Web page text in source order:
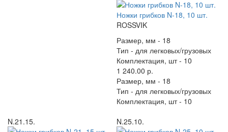
Ножки грибков N-18, 10 шт.
ROSSVIK
Размер, мм - 18
Тип - для легковых/грузовых
Комплектация, шт - 10
1 240.00 р.
Размер, мм - 18
Тип - для легковых/грузовых
Комплектация, шт - 10
N.21.15.
N.25.10.